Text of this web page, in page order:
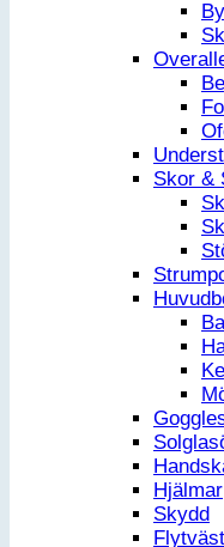
Skor &
Hjälmar
Skydd